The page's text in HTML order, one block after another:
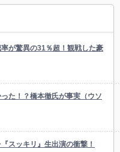
が驚異の31％超！観戦した豪
た！？橋本徹氏が事実（ウソ
スッキリ』生出演の衝撃！